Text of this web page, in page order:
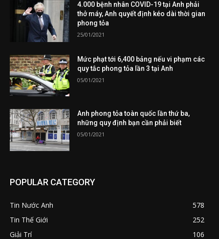
4.000 bệnh nhân COVID-19 tại Anh phải
thở máy, Anh quyết định kéo dài thời gian
phong tỏa
25/01/2021
Mức phạt tới 6,400 bảng nếu vi phạm các
quy tắc phong tỏa lần 3 tại Anh
05/01/2021
Anh phong tỏa toàn quốc lần thứ ba,
những quy định bạn cần phải biết
05/01/2021
POPULAR CATEGORY
Tin Nước Anh
578
Tin Thế Giới
252
Giải Trí
106